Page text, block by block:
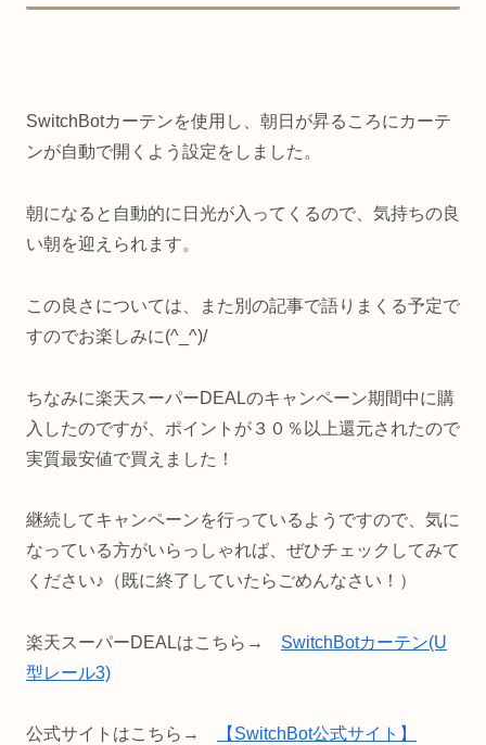
SwitchBotカーテンを使用し、朝日が昇るころにカーテ
ンが自動で開くよう設定をしました。
朝になると自動的に日光が入ってくるので、気持ちの良
い朝を迎えられます。
この良さについては、また別の記事で語りまくる予定で
すのでお楽しみに(^_^)/
ちなみに楽天スーパーDEALのキャンペーン期間中に購
入したのですが、ポイントが３０％以上還元されたので
実質最安値で買えました！
継続してキャンペーンを行っているようですので、気に
なっている方がいらっしゃれば、ぜひチェックしてみて
ください♪（既に終了していたらごめんなさい！）
楽天スーパーDEALはこちら→ SwitchBotカーテン(U
型レール3)
公式サイトはこちら→ 【SwitchBot公式サイト】